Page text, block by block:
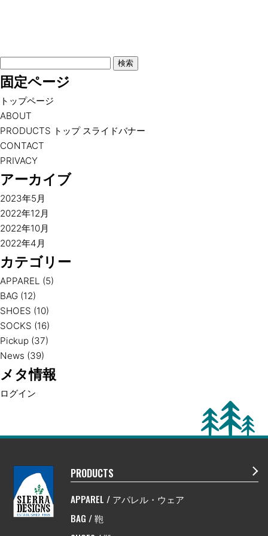
索:
固定ページ
トップページ
ABOUT
PRODUCTS トップ スライドバナー
CONTACT
PRIVACY
アーカイブ
2023年5月
2022年12月
2022年10月
2022年4月
カテゴリー
APPAREL (5)
BAG (12)
SHOES (10)
SOCKS (16)
Pickup (37)
News (39)
メタ情報
ログイン
PRODUCTS
APPAREL / アパレル・ウェア
BAG / 鞄